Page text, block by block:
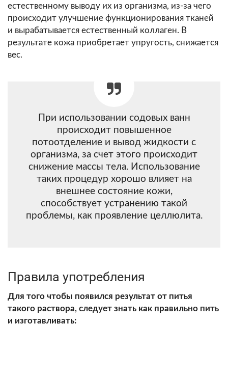
естественному выводу их из организма, из-за чего
происходит улучшение функционирования тканей
и вырабатывается естественный коллаген. В
результате кожа приобретает упругость, снижается
вес.
При использовании содовых ванн
происходит повышенное
потоотделение и вывод жидкости с
организма, за счет этого происходит
снижение массы тела. Использование
таких процедур хорошо влияет на
внешнее состояние кожи,
способствует устранению такой
проблемы, как проявление целлюлита.
Правила употребления
Для того чтобы появился результат от питья
такого раствора, следует знать как правильно пить
и изготавливать: